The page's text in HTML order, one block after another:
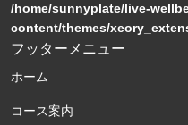
/home/sunnyplate/live-
content/themes/
フッターメニュー
ホーム
コース案内